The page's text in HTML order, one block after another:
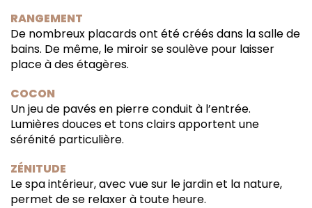
RANGEMENT
De nombreux placards ont été créés dans la salle de
bains. De même, le miroir se soulève pour laisser
place à des étagères.
COCON
Un jeu de pavés en pierre conduit à l’entrée.
Lumières douces et tons clairs apportent une
sérénité particulière.
ZÉNITUDE
Le spa intérieur, avec vue sur le jardin et la nature,
permet de se relaxer à toute heure.